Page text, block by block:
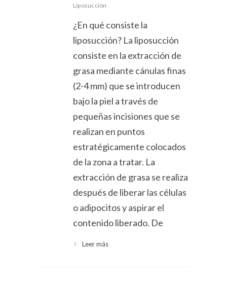
Liposucción
¿En qué consiste la
liposucción? La liposucción
consiste en la extracción de
grasa mediante cánulas finas
(2-4 mm) que se introducen
bajo la piel a través de
pequeñas incisiones que se
realizan en puntos
estratégicamente colocados
de la zona a tratar. La
extracción de grasa se realiza
después de liberar las células
o adipocitos y aspirar el
contenido liberado. De
Leer más